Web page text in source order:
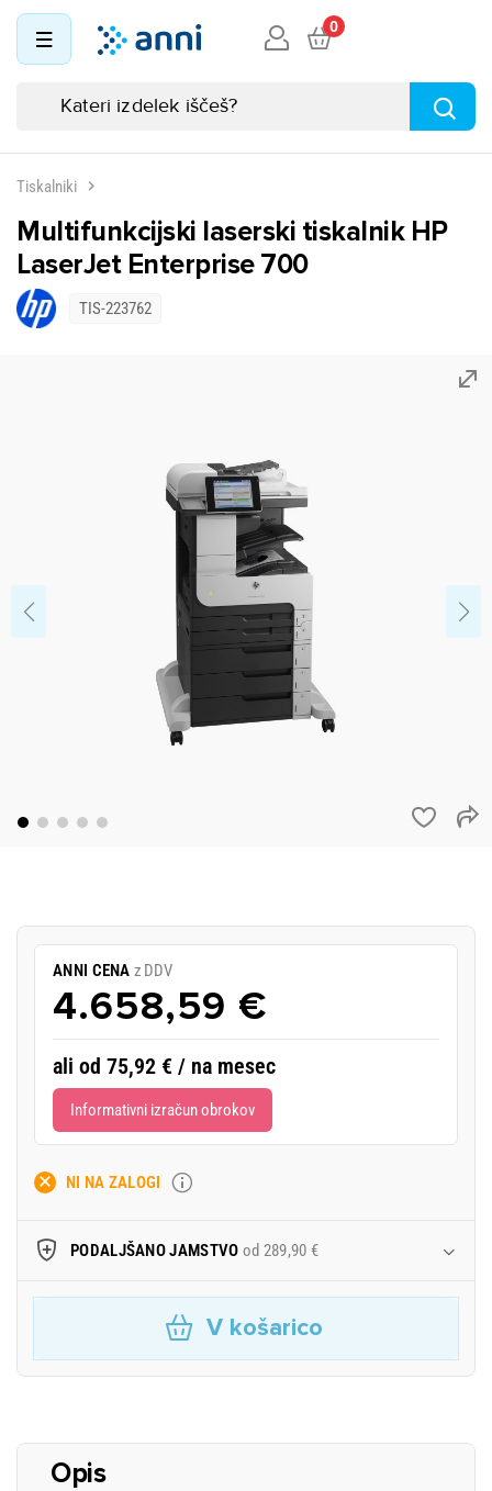
0
Tiskalniki
Multifunkcijski laserski tiskalnik HP
LaserJet Enterprise 700
TIS-223762
ANNI CENA z DDV
4.658,59 €
ali od 75,92 € / na mesec
Informativni izračun obrokov
NI NA ZALOGI
PODALJŠANO JAMSTVO od 289,90 €
V košarico
Opis